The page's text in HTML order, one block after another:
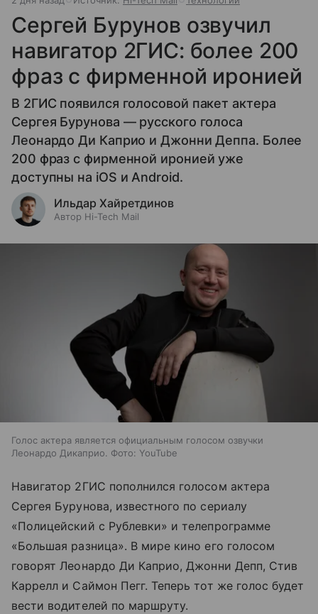
Сергей Бурунов озвучил
навигатор 2ГИС: более 200
фраз с фирменной иронией
В 2ГИС появился голосовой пакет актера
Сергея Бурунова — русского голоса
Леонардо Ди Каприо и Джонни Деппа. Более
200 фраз с фирменной иронией уже
доступны на iOS и Android.
Ильдар Хайретдинов
Автор Hi-Tech Mail
Голос актера является официальным голосом озвучки
Леонардо Дикаприо. Фото: YouTube
Навигатор 2ГИС пополнился голосом актера
Сергея Бурунова, известного по сериалу
«Полицейский с Рублевки» и телепрограмме
«Большая разница». В мире кино его голосом
говорят Леонардо Ди Каприо, Джонни Депп, Стив
Каррелл и Саймон Пегг. Теперь тот же голос будет
вести водителей по маршруту.